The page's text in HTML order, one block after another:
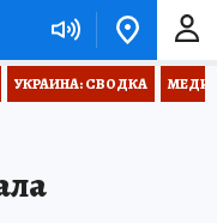
УКРАИНА: СВОДКА